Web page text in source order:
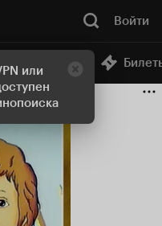
или
Войти
кинотеатр